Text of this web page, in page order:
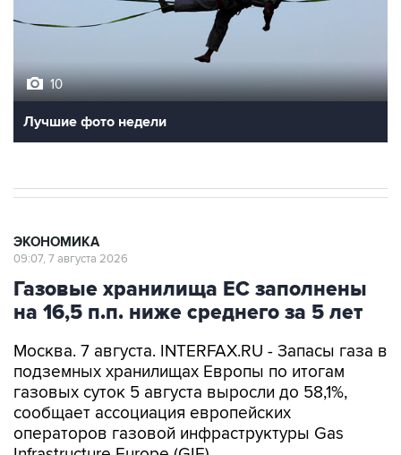
10
Лучшие фото недели
ЭКОНОМИКА
09:07, 7 августа 2026
Газовые хранилища ЕС заполнены
на 16,5 п.п. ниже среднего за 5 лет
Москва. 7 августа. INTERFAX.RU - Запасы газа в
подземных хранилищах Европы по итогам
газовых суток 5 августа выросли до 58,1%,
сообщает ассоциация европейских
операторов газовой инфраструктуры Gas